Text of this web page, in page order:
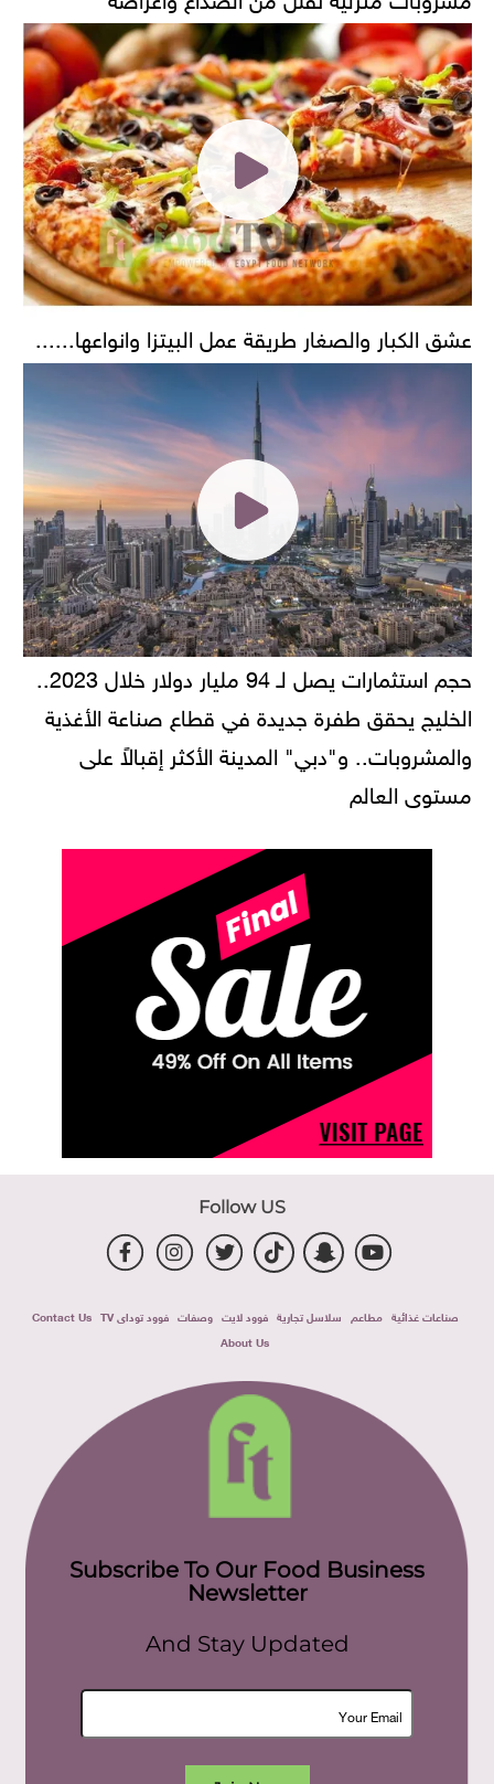
عشق الكبار والصغار طريقة عمل البيتزا وانواعها......
الخليج يحقق طفرة جديدة في قطاع صناعة الأغذية
والمشروبات.. و"دبي" المدينة الأكثر إقبالاً على
مستوى العالم
Follow US
صناعات غذائية مطاعم سلاسل تجارية فوود لايت وصفات فوود توداى TV
Contact Us
About Us
Subscribe To Our Food Business
Newsletter
And Stay Updated